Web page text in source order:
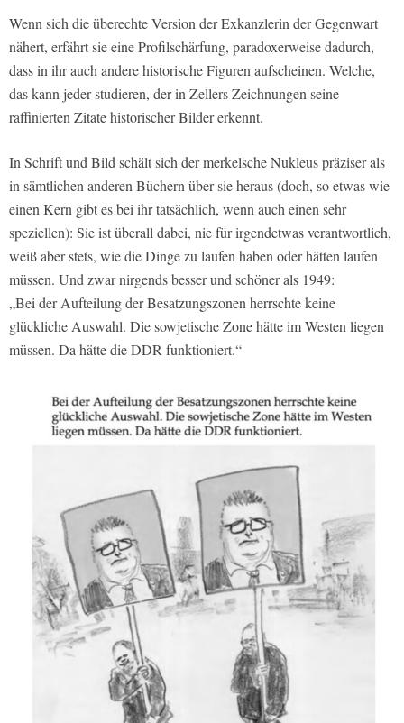
Wenn sich die überechte Version der Exkanzlerin der Gegenwart
nähert, erfährt sie eine Profilschärfung, paradoxerweise dadurch,
dass in ihr auch andere historische Figuren aufscheinen. Welche,
das kann jeder studieren, der in Zellers Zeichnungen seine
raffinierten Zitate historischer Bilder erkennt.
In Schrift und Bild schält sich der merkelsche Nukleus präziser als
in sämtlichen anderen Büchern über sie heraus (doch, so etwas wie
einen Kern gibt es bei ihr tatsächlich, wenn auch einen sehr
speziellen): Sie ist überall dabei, nie für irgendetwas verantwortlich,
weiß aber stets, wie die Dinge zu laufen haben oder hätten laufen
müssen. Und zwar nirgends besser und schöner als 1949:
„Bei der Aufteilung der Besatzungszonen herrschte keine
glückliche Auswahl. Die sowjetische Zone hätte im Westen liegen
müssen. Da hätte die DDR funktioniert.“